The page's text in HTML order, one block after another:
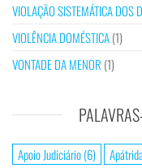
VIOLAÇÃO SISTEMÁTICA DOS
VIOLÊNCIA DOMÉSTICA(1)
VONTADE DA MENOR (1)
Apoio Judiciário(6)